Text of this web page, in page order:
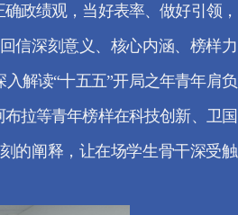
政绩观，当好表率、做好引领，
信深刻意义、核心内涵、榜样力
解读“十五五”开局之年青年肩负
拉等青年榜样在科技创新、卫国
的阐释，让在场学生骨干深受触